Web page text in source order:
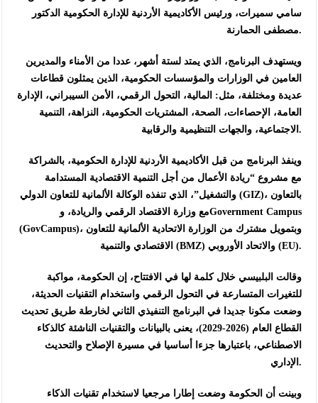
سامي سميرات، ورئيس الأكاديمية الأردنية للإدارة الحكومية الدكتور
مصطفى الحمارنة.
ويستهدف البرنامج، الذي يمتد لستة أشهر، عددا من الأمناء والمديرين
العامين في الوزارات والمؤسسات الحكومية، الذين يمثلون قطاعات
عديدة ومختلفة، مثل: المالية، التحول الرقمي، الأمن السيبراني، الإدارة
العامة، الإحصاءات، الصحة، المشتريات الحكومية، النزاهة، التنمية
الاجتماعية، والجهات التنظيمية والرقابية.
وينفذ البرنامج من قبل الأكاديمية الأردنية للإدارة الحكومية، بالشراكة
مع مشروع “ريادة الأعمال من أجل التنمية الاقتصادية المستدامة
والتشغيل”، الذي تنفذه الوكالة الألمانية للتعاون الدولي (GIZ)، بالتعاون
مع وزارة الاقتصاد الرقمي والريادة، وGovernment Campus
(GovCampus)، وبتمويل مشترك من الوزارة الاتحادية الألمانية للتعاون
الاقتصادي والتنمية (BMZ) والاتحاد الأوروبي (EU).
وقالت البلبيسي خلال كلمة لها في الافتتاح، إن الحكومة، مواكبة
للتغيرات المتسارعة في التحول الرقمي واستخدام التقنيات الحديثة،
وضعت مكونا جديدا في البرنامج التنفيذي الثاني لخارطة طريق تحديث
القطاع العام (2026-2029)، يعنى بالبيانات والتقنيات الناشئة كالذكاء
الاصطناعي، باعتبارها جزءا أساسيا في مسيرة الإصلاح والتحديث
الإداري.
وبينت أن الحكومة وضعت إطارا مرجعيا لاستخدام تقنيات الذكاء